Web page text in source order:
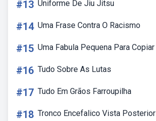
#13 Uniforme De Jiu Jitsu
#14 Uma Frase Contra O Racismo
#15 Uma Fabula Pequena Para Copiar
#16 Tudo Sobre As Lutas
#17 Tudo Em Grãos Farroupilha
#18 Tronco Encefalico Vista Posterior